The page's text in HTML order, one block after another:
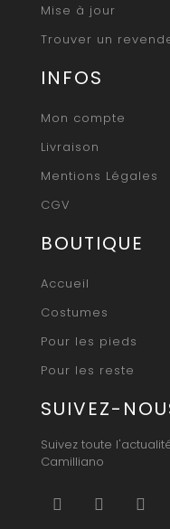
Mise à jour
Trouver un
INFOS
Mon compte
Livraison
Mentions Légales
CGV
BOUTIQUE
Accueil
Costumes
Pour les pieds
Pour les reste
SUIVEZ-
Suivez toute
Camilliano